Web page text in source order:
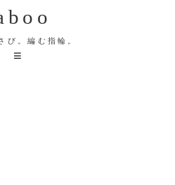
び。編む指輪。